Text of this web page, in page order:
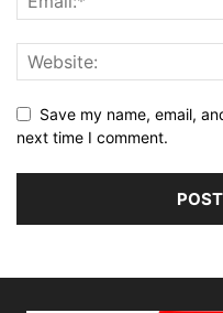
Save my name, email,
next time I comment.